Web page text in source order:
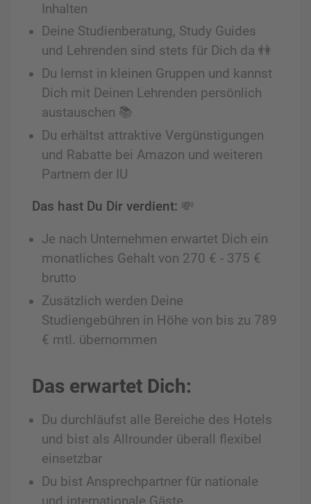
Inhalten
Deine Studienberatung, Study Guides
und Lehrenden sind stets für Dich da 👫
Du lernst in kleinen Gruppen und kannst
Dich mit Deinen Lehrenden persönlich
austauschen 📚
Du erhältst attraktive Vergünstigungen
und Rabatte bei Amazon und weiteren
Partnern der IU
Das hast Du Dir verdient: 💸
Je nach Unternehmen erwartet Dich ein
monatliches Gehalt von 270 € - 375 €
brutto
Zusätzlich werden Deine
Studiengebühren in Höhe von bis zu 789
€ mtl. übernommen
Das erwartet Dich:
Du durchläufst alle Bereiche des Hotels
und bist als Allrounder überall flexibel
einsetzbar
Du bist Ansprechpartner für nationale